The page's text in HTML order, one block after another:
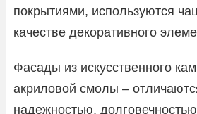
покрытиями, используются
качестве декоративного
Фасады из искусственного
акриловой смолы –
надежностью,